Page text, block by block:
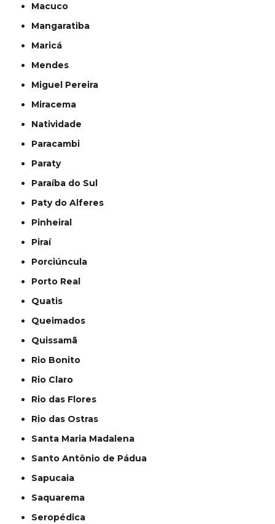
Macuco
Mangaratiba
Maricá
Mendes
Miguel Pereira
Miracema
Natividade
Paracambi
Paraty
Paraíba do Sul
Paty do Alferes
Pinheiral
Piraí
Porciúncula
Porto Real
Quatis
Queimados
Quissamã
Rio Bonito
Rio Claro
Rio das Flores
Rio das Ostras
Santa Maria Madalena
Santo Antônio de Pádua
Sapucaia
Saquarema
Seropédica